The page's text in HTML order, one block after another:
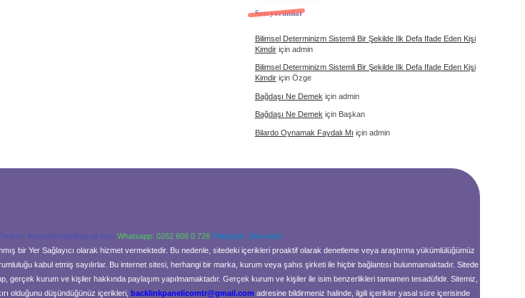
Son yorumlar
Bilimsel Determinizm Sistemli Bir Şekilde Ilk Defa Ifade Eden Kişi
Kimdiriçin admin
Bilimsel Determinizm Sistemli Bir Şekilde Ilk Defa Ifade Eden Kişi
Kimdiriçin Özge
Bağdaşı Ne Demek için admin
Bağdaşı Ne Demek için Başkan
Bilardo Oynamak Faydalı Mı için admin
Teams: forumhizmeti@gmail.com Whatsapp: 0262 606 0 726 Telegram: @karabul
bir Yer Sağlayıcı olarak hizmet vermektedir. Bu nedenle, sitedeki içerikleri proaktif olarak denetleme veya araştırma yükümlülüğümüz
kabul etmiş sayılırlar. Bu internet sitesi, herhangi bir marka, kurum veya şahıs şirketi ile hiçbir bağlantısı bulunmamaktadır. Sitede
gerçek kurum ve kişiler hakkında paylaşım yapılmamaktadır. Gerçek kurum ve kişiler ile isim benzerlikleri tamamen tesadüfidir. Sitemiz,
olduğunu düşündüğünüz içerikleri, backlinkpanelicomtr@gmail.com adresine bildirmeniz halinde, ilgili içerikler yasal süre içerisinde